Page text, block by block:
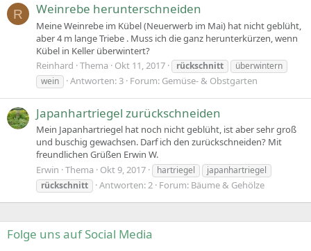
R Weinrebe herunterschneiden
Meine Weinrebe im Kübel (Neuerwerb im Mai) hat nicht geblüht,
aber 4 m lange Triebe . Muss ich die ganz herunterkürzen, wenn
Kübel in Keller überwintert?
Reinhard Thema Okt 11, 2017 rückschnitt
überwintern
wein
Antworten: 3 Forum: Gemüse- & Obstgarten
Japanhartriegel zurückschneiden
Mein Japanhartriegel hat noch nicht geblüht, ist aber sehr groß
und buschig gewachsen. Darf ich den zurückschneiden? Mit
freundlichen Grüßen Erwin W.
Erwin Thema Okt 9, 2017 hartriegel
japanhartriegel
rückschnitt
Antworten: 2 Forum: Bäume & Gehölze
Folge uns auf Social Media